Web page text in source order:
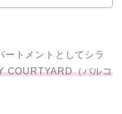
トメントとしてシラ
COURTYARD（バルコ